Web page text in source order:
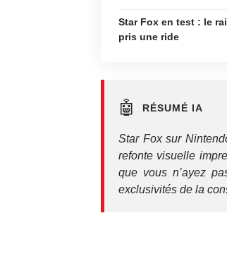
Star Fox en test : le
pris une ride
🤖 RÉSUMÉ IA
Star Fox sur
refonte visuelle
que vous n’ayez
exclusivités de la